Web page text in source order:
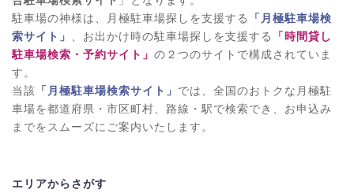
駐車場の神様は、月極駐車場探しを支援する
「月極駐車場検
索サイト」 、お出かけ時の駐車場探しを支援する
「時間貸し
駐車場検索・予約サイト」 の２つのサイトで構成されていま
す。
当該 「月極駐車場検索サイト」 では、全国のおトクな月極駐
車場を都道府県・市区町村、路線・駅で検索でき、お申込み
までをスムーズにご案内いたします。
エリアからさがす